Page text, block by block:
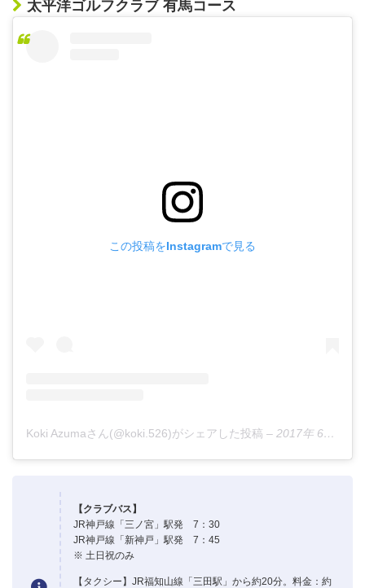
太平洋ゴルフクラブ 有馬コース
この投稿をInstagramで見る
Koki Azumaさん(@koki.526)がシェアした投稿 – 2017年 6月月6日午前12時06分PDT
【クラブバス】
JR神戸線「三ノ宮」駅発 7：30
JR神戸線「新神戸」駅発 7：45
※ 土日祝のみ
【タクシー】JR福知山線「三田駅」から約20分。料金：約